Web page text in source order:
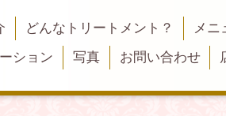
どんなトリートメント？ メニ
ション
写真 お問い合わせ